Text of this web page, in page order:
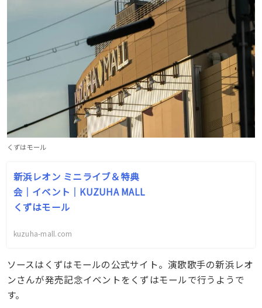
くずはモール
新浜レオン ミニライブ＆特典
会｜イベント｜KUZUHA MALL
くずはモール
kuzuha-mall.com
ソースはくずはモールの公式サイト。演歌歌手の新浜レオ
ンさんが発売記念イベントをくずはモールで行うようで
す。